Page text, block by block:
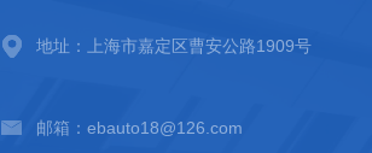
地址：上海市嘉定区曹安公路1909号
邮箱：ebauto18@126.com